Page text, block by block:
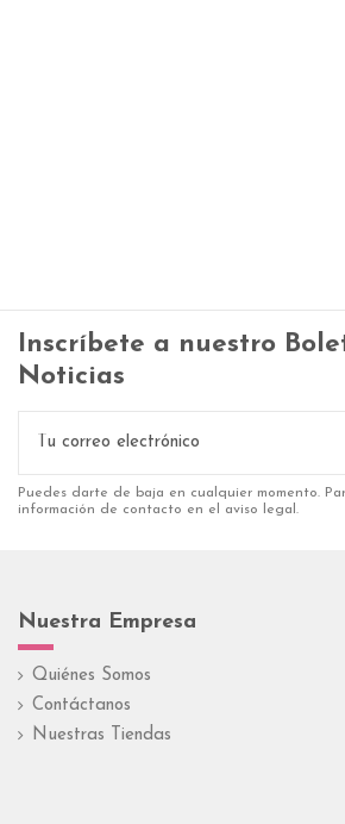
Inscríbete a nuestro
Noticias
Puedes darte de baja en cualquier momento.
información de contacto en el aviso legal.
Nuestra Empresa
Quiénes Somos
Contáctanos
Nuestras Tiendas